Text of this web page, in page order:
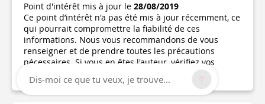
Point d'intérêt mis à jour le 28/08/2019
Ce point d’intérêt n'a pas été mis à jour récemment, ce
qui pourrait compromettre la fiabilité de ces
informations. Nous vous recommandons de vous
renseigner et de prendre toutes les précautions
nécessaires. Si vous en êtes l'auteur, vérifiez vos
Dis-moi ce que tu veux, je trouve...